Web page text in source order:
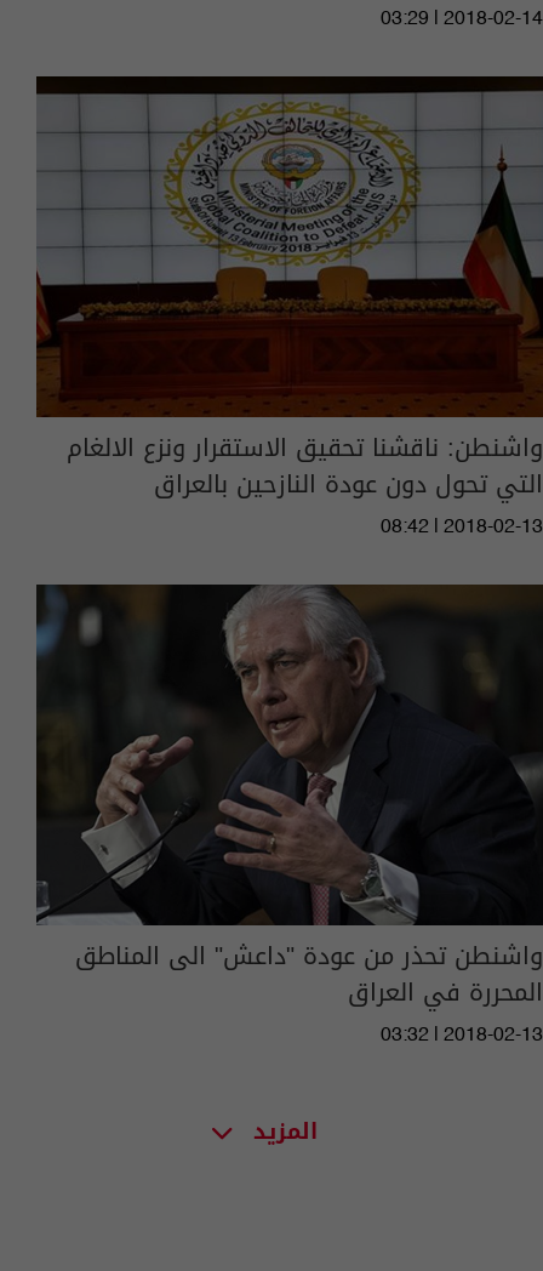
03:29 | 2018-02-14
واشنطن: ناقشنا تحقيق الاستقرار ونزع الالغام
التي تحول دون عودة النازحين بالعراق
08:42 | 2018-02-13
واشنطن تحذر من عودة "داعش" الى المناطق
المحررة في العراق
03:32 | 2018-02-13
المزيد